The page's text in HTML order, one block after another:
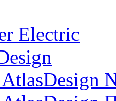
Electric
AtlasDesign